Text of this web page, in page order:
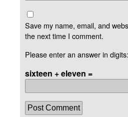
Save my name, email, and
the next time I comment.
Please enter an answer in digits:
sixteen + eleven =